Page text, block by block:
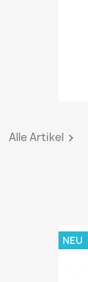
Alle Artikel 
NEU